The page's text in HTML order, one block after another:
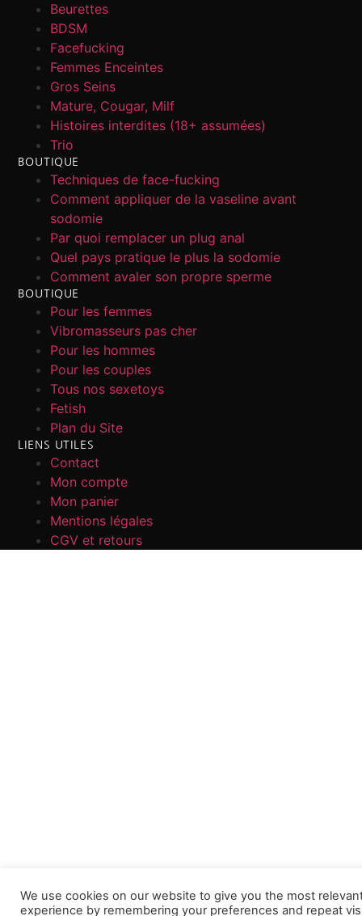
Beurettes
BDSM
Facefucking
Femmes Enceintes
Gros Seins
Mature, Cougar, Milf
Histoires interdites (18+ assumées)
Trio
BOUTIQUE
Techniques de face-fucking
Comment appliquer de la vaseline avant
sodomie
Par quoi remplacer un plug anal
Quel pays pratique le plus la sodomie
Comment avaler son propre sperme
BOUTIQUE
Pour les femmes
Vibromasseurs pas cher
Pour les hommes
Pour les couples
Tous nos sexetoys
Fetish
Plan du Site
LIENS UTILES
Contact
Mon compte
Mon panier
Mentions légales
CGV et retours
We use cookies on our website to give you the most
experience by remembering your preferences and repeat